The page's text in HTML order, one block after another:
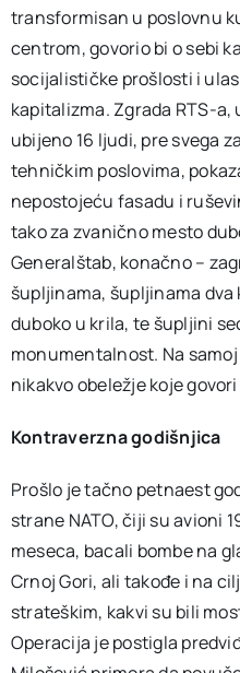
transformisan u poslovnu
centrom, govorio bi o sebi
socijalističke prošlosti i
kapitalizma. Zgrada RTS-
ubijeno 16 ljudi, pre svega
tehničkim poslovima,
nepostojeću fasadu i
tako za zvanično mesto
Generalštab, konačno –
šupljinama, šupljinama dva
duboko u krila, te šupljini
monumentalnost. Na
nikakvo obeležje koje
Kontraverzna godišnjica
Prošlo je tačno petnaest
strane NATO, čiji su avioni
meseca, bacali bombe na
Crnoj Gori, ali takođe i na
strateškim, kakvi su bili
Operacija je postigla